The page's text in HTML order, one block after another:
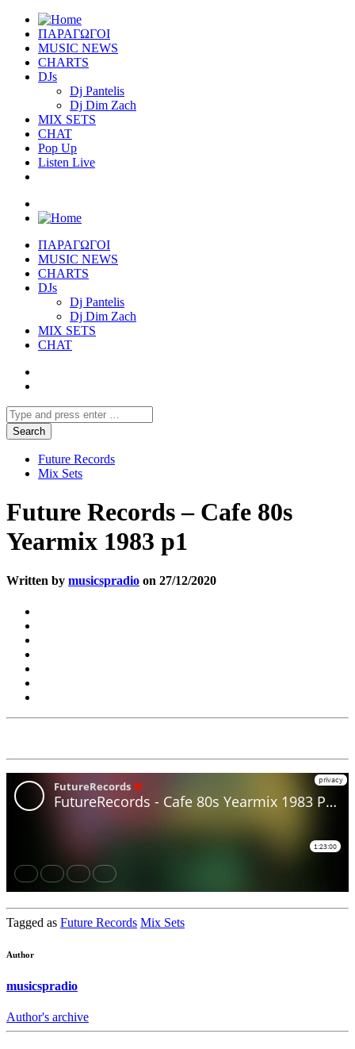
ΠΑΡΑΓΩΓΟΙ
MUSIC NEWS
CHARTS
DJs
Dj Pantelis
Dj Dim Zach
MIX SETS
CHAT
Pop Up
Listen Live
ΠΑΡΑΓΩΓΟΙ
MUSIC NEWS
CHARTS
DJs
Dj Pantelis
Dj Dim Zach
MIX SETS
CHAT
Future Records
Mix Sets
Future Records – Cafe 80s
Yearmix 1983 p1
Written by musicspradio on 27/12/2020
Tagged as Future Records Mix Sets
Author
musicspradio
Author's archive